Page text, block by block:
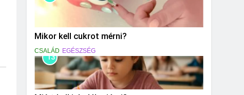
Mikor kell cukrot mérni?
CSALÁD EGÉSZSÉG
13